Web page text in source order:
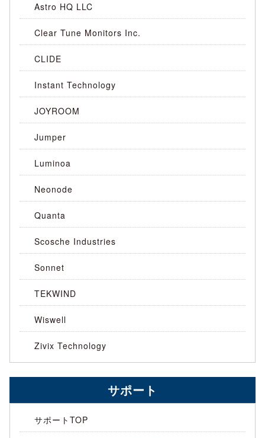
Astro HQ LLC
Clear Tune Monitors Inc.
CLIDE
Instant Technology
JOYROOM
Jumper
Luminoa
Neonode
Quanta
Scosche Industries
Sonnet
TEKWIND
Wiswell
Zivix Technology
サポート
サポートTOP